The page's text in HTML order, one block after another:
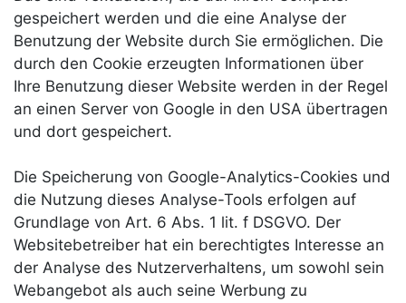
gespeichert werden und die eine Analyse der
Benutzung der Website durch Sie ermöglichen. Die
durch den Cookie erzeugten Informationen über
Ihre Benutzung dieser Website werden in der Regel
an einen Server von Google in den USA übertragen
und dort gespeichert.
Die Speicherung von Google-Analytics-Cookies und
die Nutzung dieses Analyse-Tools erfolgen auf
Grundlage von Art. 6 Abs. 1 lit. f DSGVO. Der
Websitebetreiber hat ein berechtigtes Interesse an
der Analyse des Nutzerverhaltens, um sowohl sein
Webangebot als auch seine Werbung zu